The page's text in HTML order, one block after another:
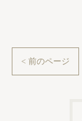
< 前のページ